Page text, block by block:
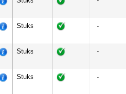
Stuks -
Stuks -
Stuks -